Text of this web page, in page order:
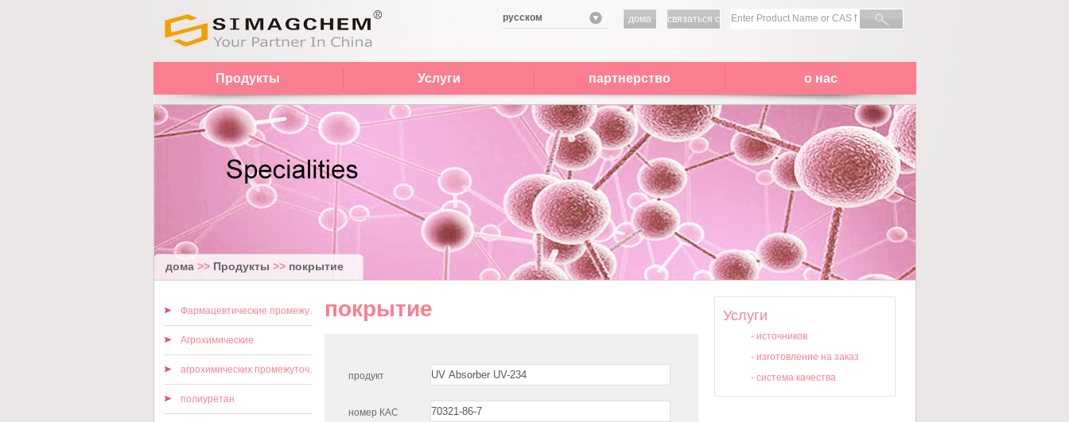
русском дома
связаться с
Продукты Услуги партнерство о нас
дома>> Продукты >> покрытие
Фармацевтические промежуточные
Агрохимические
агрохимических промежуточных
полиуретан
покрытие
продукт
номер КАС
Услуги
- источников
- изготовление на заказ
- система качества